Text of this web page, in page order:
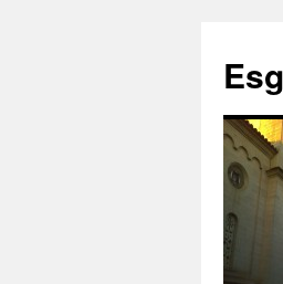
contenido